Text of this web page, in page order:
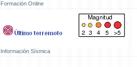
Formación Online
Información Sísmica